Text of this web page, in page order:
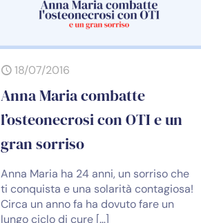
18/07/2016
Anna Maria combatte
l’osteonecrosi con OTI e un
gran sorriso
Anna Maria ha 24 anni, un sorriso che
ti conquista e una solarità contagiosa!
Circa un anno fa ha dovuto fare un
lungo ciclo di cure […]